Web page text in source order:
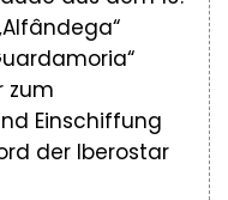
zum
Einschiffung
der Iberostar